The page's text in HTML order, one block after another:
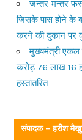
जन्तर-मन्तर
जिसके पास होने के
करने की दुकान पर
मुख्यमंत्री एकल
करोड़ 76 लाख 16
हस्तांतरित
संपादक – हरीश